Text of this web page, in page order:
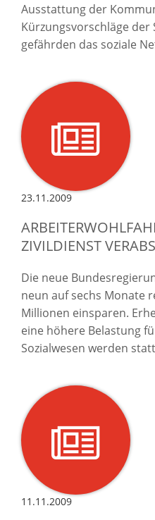
Ausstattung der
Kürzungsvorschläge
gefährden das soziale
23.11.2009
ZIVILDIENST
Die neue
neun auf sechs Monate
Millionen einsparen.
eine höhere Belastung
Sozialwesen werden
11.11.2009